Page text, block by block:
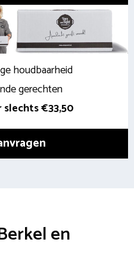
houdbaarheid
gerechten
€33,50
en